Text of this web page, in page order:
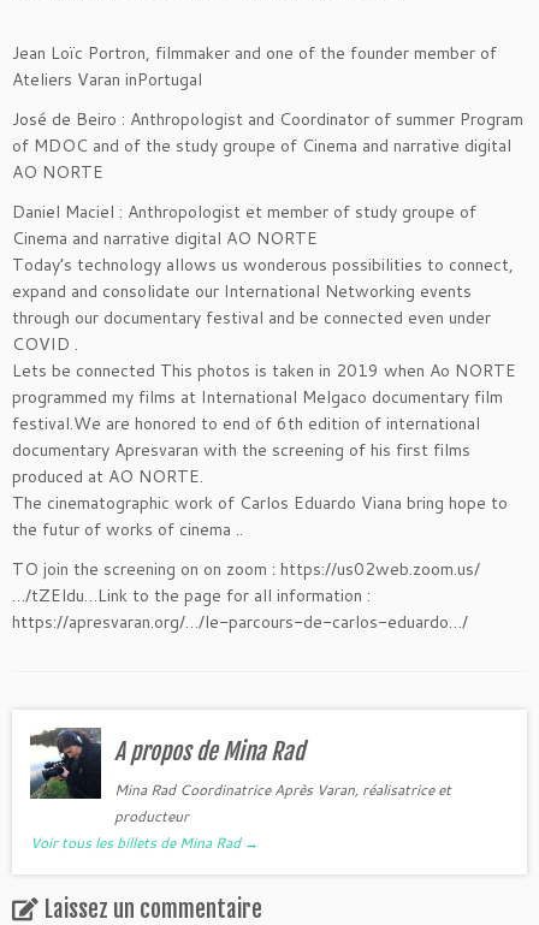
Jean Loïc Portron, filmmaker and one of the founder member of
Ateliers Varan inPortugal
José de Beiro : Anthropologist and Coordinator of summer Program
of MDOC and of the study groupe of Cinema and narrative digital
AO NORTE
Daniel Maciel : Anthropologist et member of study groupe of
Cinema and narrative digital AO NORTE
Today’s technology allows us wonderous possibilities to connect,
expand and consolidate our International Networking events
through our documentary festival and be connected even under
COVID .
Lets be connected This photos is taken in 2019 when Ao NORTE
programmed my films at International Melgaco documentary film
festival.We are honored to end of 6th edition of international
documentary Apresvaran with the screening of his first films
produced at AO NORTE.
The cinematographic work of Carlos Eduardo Viana bring hope to
the futur of works of cinema ..
TO join the screening on on zoom : https://us02web.zoom.us/
…/tZEldu…Link to the page for all information :
https://apresvaran.org/…/le-parcours-de-carlos-eduardo…/
A propos de Mina Rad
Mina Rad Coordinatrice Après Varan, réalisatrice et
producteur
Voir tous les billets de Mina Rad →
Laissez un commentaire